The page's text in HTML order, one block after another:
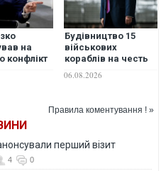
на
конфлікт
Будівництво 15
військових
кораблів на честь
коштувати майже
06.08.2026
Правила коментування ! »
перший візит
4 0